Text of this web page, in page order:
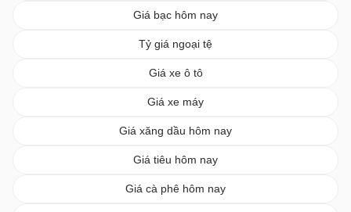
Giá bạc hôm nay
Tỷ giá ngoại tệ
Giá xe ô tô
Giá xe máy
Giá xăng dầu hôm nay
Giá tiêu hôm nay
Giá cà phê hôm nay